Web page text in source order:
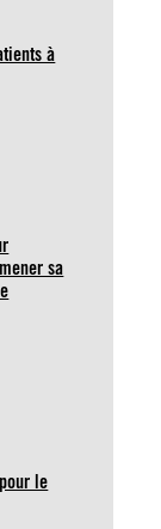
à
sa
le